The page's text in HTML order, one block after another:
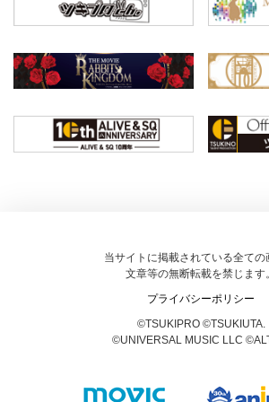
当サイトに掲載されている全ての
文章等の無断転載を禁じます。
プライバシーポリシー
©TSUKIPRO ©TSUKIUTA.
©UNIVERSAL MUSIC LLC